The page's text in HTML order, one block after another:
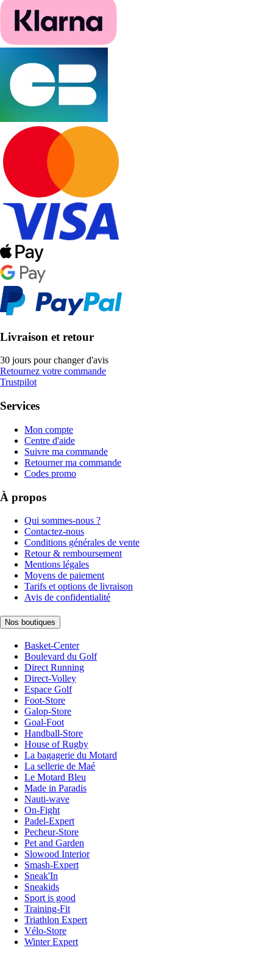
Livraison et retour
30 jours pour changer d'avis
Retournez votre commande
Trustpilot
Services
Mon compte
Centre d'aide
Suivre ma commande
Retourner ma commande
Codes promo
À propos
Qui sommes-nous ?
Contactez-nous
Conditions générales de vente
Retour & remboursement
Mentions légales
Moyens de paiement
Tarifs et options de livraison
Avis de confidentialité
Nos boutiques
Basket-Center
Boulevard du Golf
Direct Running
Direct-Volley
Espace Golf
Foot-Store
Galop-Store
Goal-Foot
Handball-Store
House of Rugby
La bagagerie du Motard
La sellerie de Maé
Le Motard Bleu
Made in Paradis
Nauti-wave
On-Fight
Padel-Expert
Pecheur-Store
Pet and Garden
Slowood Interior
Smash-Expert
Sneak'In
Sneakids
Sport is good
Training-Fit
Triathlon Expert
Vélo-Store
Winter Expert